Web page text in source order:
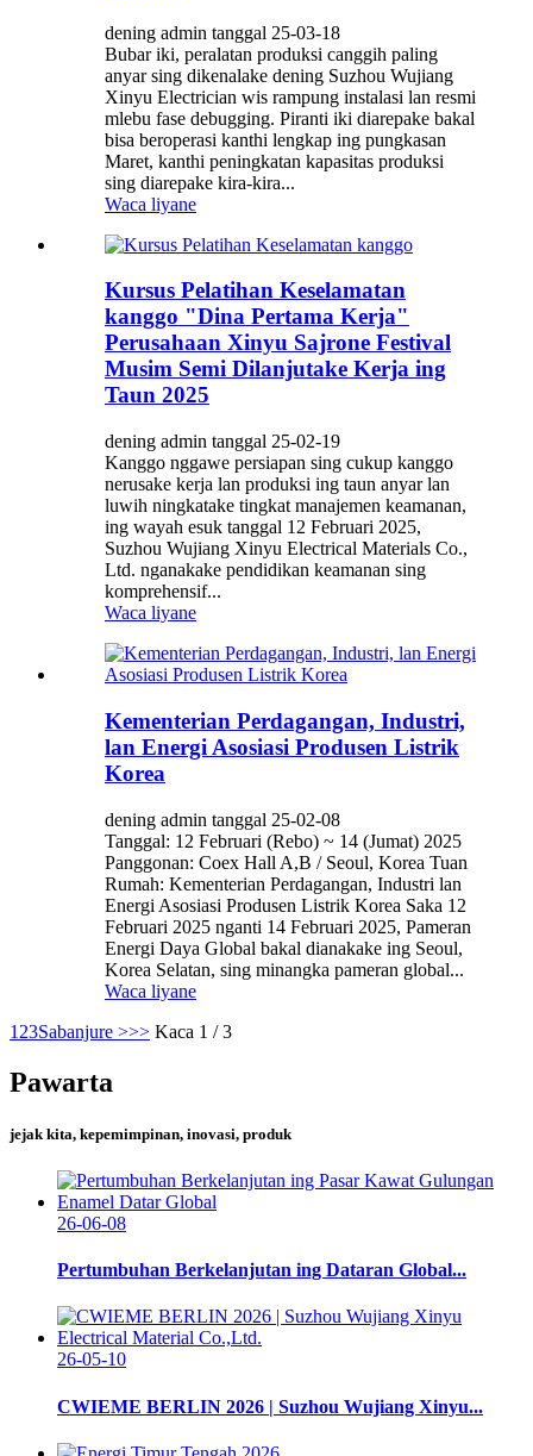
dening admin tanggal 25-03-18
Bubar iki, peralatan produksi canggih paling
anyar sing dikenalake dening Suzhou Wujiang
Xinyu Electrician wis rampung instalasi lan resmi
mlebu fase debugging. Piranti iki diarepake bakal
bisa beroperasi kanthi lengkap ing pungkasan
Maret, kanthi peningkatan kapasitas produksi
sing diarepake kira-kira...
Waca liyane
Kursus Pelatihan Keselamatan
kanggo "Dina Pertama Kerja"
Perusahaan Xinyu Sajrone Festival
Musim Semi Dilanjutake Kerja ing
Taun 2025
dening admin tanggal 25-02-19
Kanggo nggawe persiapan sing cukup kanggo
nerusake kerja lan produksi ing taun anyar lan
luwih ningkatake tingkat manajemen keamanan,
ing wayah esuk tanggal 12 Februari 2025,
Suzhou Wujiang Xinyu Electrical Materials Co.,
Ltd. nganakake pendidikan keamanan sing
komprehensif...
Waca liyane
Kementerian Perdagangan, Industri,
lan Energi Asosiasi Produsen Listrik
Korea
dening admin tanggal 25-02-08
Tanggal: 12 Februari (Rebo) ~ 14 (Jumat) 2025
Panggonan: Coex Hall A,B / Seoul, Korea Tuan
Rumah: Kementerian Perdagangan, Industri lan
Energi Asosiasi Produsen Listrik Korea Saka 12
Februari 2025 nganti 14 Februari 2025, Pameran
Energi Daya Global bakal dianakake ing Seoul,
Korea Selatan, sing minangka pameran global...
Waca liyane
1 23Sabanjure >>> Kaca 1 / 3
Pawarta
jejak kita, kepemimpinan, inovasi, produk
26-06-08
Pertumbuhan Berkelanjutan ing Dataran Global...
26-05-10
CWIEME BERLIN 2026 | Suzhou Wujiang Xinyu...